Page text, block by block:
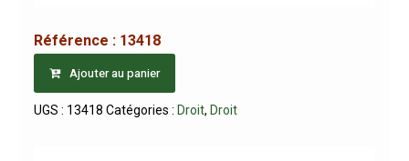
Référence : 13418
Ajouter au panier
UGS : 13418 Catégories : Droit, Droit